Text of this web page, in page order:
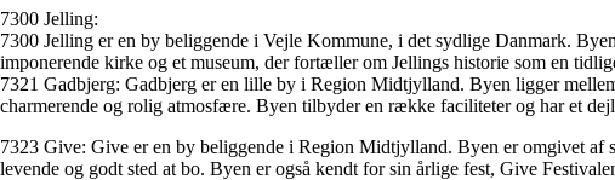
7300 Jelling:
7300 Jelling er en by beliggende i Vejle Kommune, i det sydlige Danmark.
imponerende kirke og et museum, der fortæller om Jellings historie som en
7321 Gadbjerg: Gadbjerg er en lille by i Region Midtjylland. Byen ligger
charmerende og rolig atmosfære. Byen tilbyder en række faciliteter og har et
7323 Give: Give er en by beliggende i Region Midtjylland. Byen er omgivet af
levende og godt sted at bo. Byen er også kendt for sin årlige fest, Give